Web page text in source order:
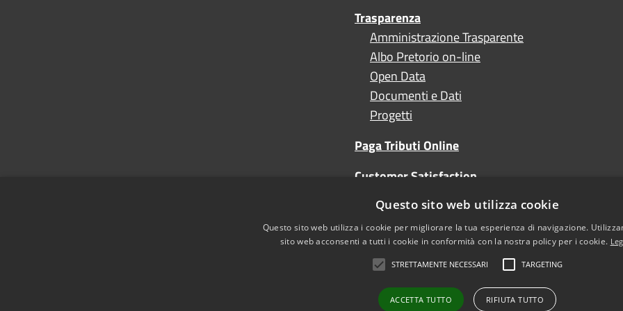
Trasparenza
Amministrazione Trasparente
Albo Pretorio on-line
Open Data
Documenti e Dati
Progetti
Paga Tributi Online
Customer Satisfaction
Turismo
Questo sito web utilizza cookie
Questo sito web utilizza i cookie per migliorare la tua esperienza di navigazione.
sito web acconsenti a tutti i cookie in conformità con la nostra policy per i cookie.
STRETTAMENTE NECESSARI TARGETING
ACCETTA TUTTO RIFIUTA TUTTO